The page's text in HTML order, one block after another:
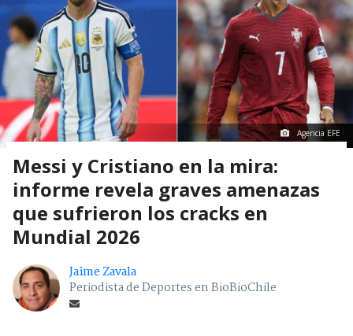
Agencia EFE
Messi y Cristiano en la mira:
informe revela graves amenazas
que sufrieron los cracks en
Mundial 2026
Jaime Zavala
Periodista de Deportes en BioBioChile